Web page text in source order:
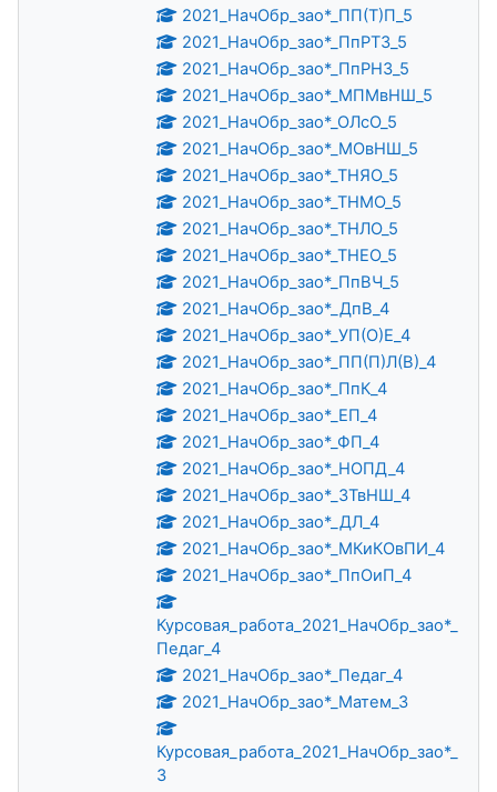
2021_НачОбр_зао*_ПП(Т)П_5
2021_НачОбр_зао*_ПпРТЗ_5
2021_НачОбр_зао*_ПпРНЗ_5
2021_НачОбр_зао*_МПМвНШ_5
2021_НачОбр_зао*_ОЛсО_5
2021_НачОбр_зао*_МОвНШ_5
2021_НачОбр_зао*_ТНЯО_5
2021_НачОбр_зао*_ТНМО_5
2021_НачОбр_зао*_ТНЛО_5
2021_НачОбр_зао*_ТНЕО_5
2021_НачОбр_зао*_ПпВЧ_5
2021_НачОбр_зао*_ДпВ_4
2021_НачОбр_зао*_УП(О)Е_4
2021_НачОбр_зао*_ПП(П)Л(В)_4
2021_НачОбр_зао*_ПпК_4
2021_НачОбр_зао*_ЕП_4
2021_НачОбр_зао*_ФП_4
2021_НачОбр_зао*_НОПД_4
2021_НачОбр_зао*_ЗТвНШ_4
2021_НачОбр_зао*_ДЛ_4
2021_НачОбр_зао*_МКиКОвПИ_4
2021_НачОбр_зао*_ПпОиП_4
Курсовая_работа_2021_НачОбр_зао*_
Педаг_4
2021_НачОбр_зао*_Педаг_4
2021_НачОбр_зао*_Матем_3
Курсовая_работа_2021_НачОбр_зао*_
3